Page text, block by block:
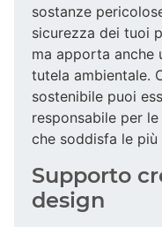
sostanze
sicurezza dei tuoi
ma apporta anche
tutela ambientale.
sostenibile puoi
responsabile per
che soddisfa le
Supporto
design